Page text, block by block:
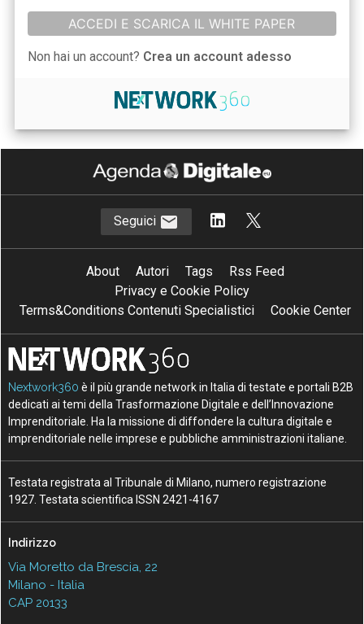
ACCEDI E SCARICA IL WHITE PAPER
Non hai un account? Crea un account adesso
Seguici
About Autori Tags
Rss Feed
Privacy e Cookie Policy
Terms&Conditions Contenuti Specialistici
Cookie Center
Nextwork360 è il più grande network in Italia di testate e portali B2B
dedicati ai temi della Trasformazione Digitale e dell’Innovazione
Imprenditoriale. Ha la missione di diffondere la cultura digitale e
imprenditoriale nelle imprese e pubbliche amministrazioni italiane.
Testata registrata al Tribunale di Milano, numero registrazione
1927. Testata scientifica ISSN 2421-4167
Indirizzo
Via Moretto da Brescia, 22
Milano - Italia
CAP 20133